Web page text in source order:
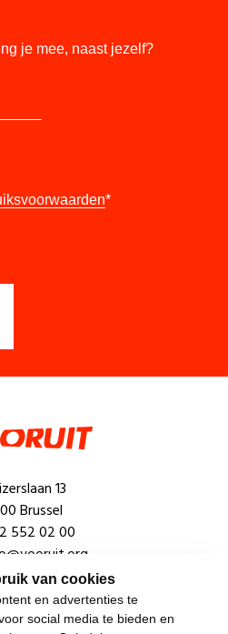
van cookies
en advertenties te
social media te bieden en
je mee, naast jezelf?
*
13
Brussel
552 02 00
Snel